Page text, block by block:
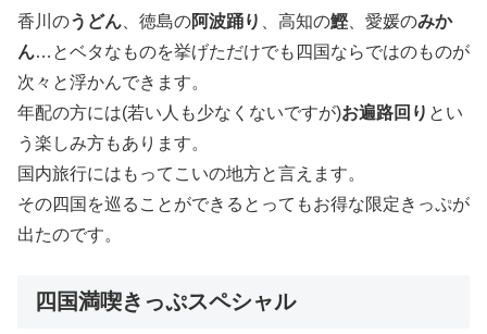
香川のうどん 、徳島の阿波踊り 、高知の鰹、愛媛のみか
ん…とベタなものを挙げただけでも四国ならではのものが
次々と浮かんできます。
年配の方には(若い人も少なくないですが)お遍路回り とい
う楽しみ方もあります。
国内旅行にはもってこいの地方と言えます。
その四国を巡ることができるとってもお得な限定きっぷが
出たのです。
四国満喫きっぷスペシャル